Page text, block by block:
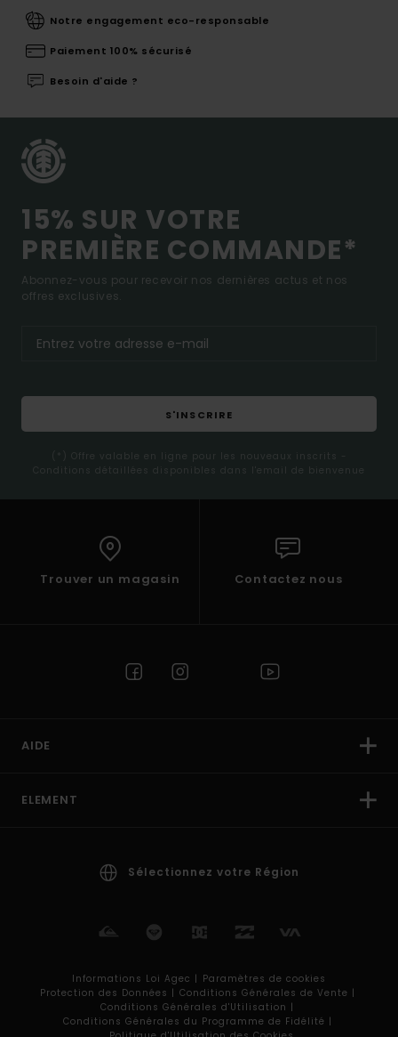
Notre engagement eco-responsable
Paiement 100% sécurisé
Besoin d'aide ?
15% SUR VOTRE
PREMIÈRE COMMANDE*
Abonnez-vous pour recevoir nos dernières actus et nos
offres exclusives.
S'INSCRIRE
(*) Offre valable en ligne pour les nouveaux inscrits -
Conditions détaillées disponibles dans l'email de bienvenue
Trouver un magasin Contactez nous
AIDE
ELEMENT
Sélectionnez votre Région
Informations Loi Agec | Paramètres de cookies
Protection des Données | Conditions Générales de Vente |
Conditions Générales d'Utilisation |
Conditions Générales du Programme de Fidélité |